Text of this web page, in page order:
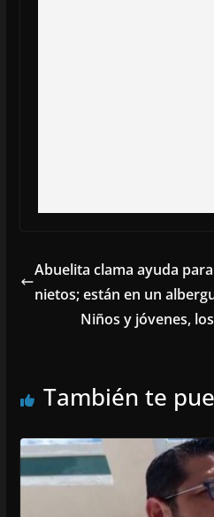
Abuelita clama ayuda
nietos; están en un
Niños y jóvenes,
También te